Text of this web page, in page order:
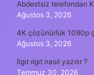
Abdestsiz telefondan
Ağustos 3, 2026
4K çözünürlük 1080p
Ağustos 3, 2026
Ilgıt ılgıt nasıl yazılır ?
Temmuz 30, 2026